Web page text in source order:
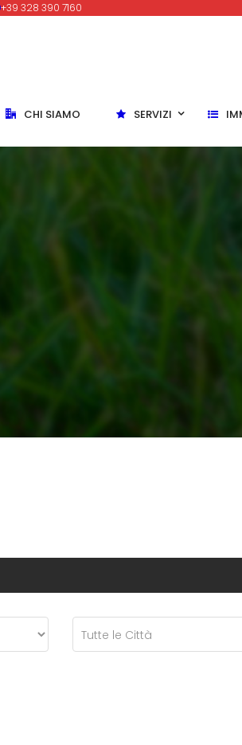
+39 328 390 7160
CHI SIAMO SERVIZI
Tutte le Città